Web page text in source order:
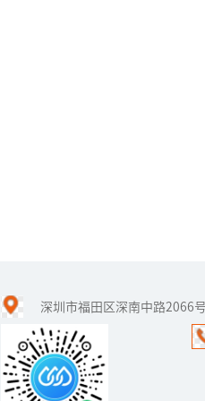
深圳市福田区深南中路2066